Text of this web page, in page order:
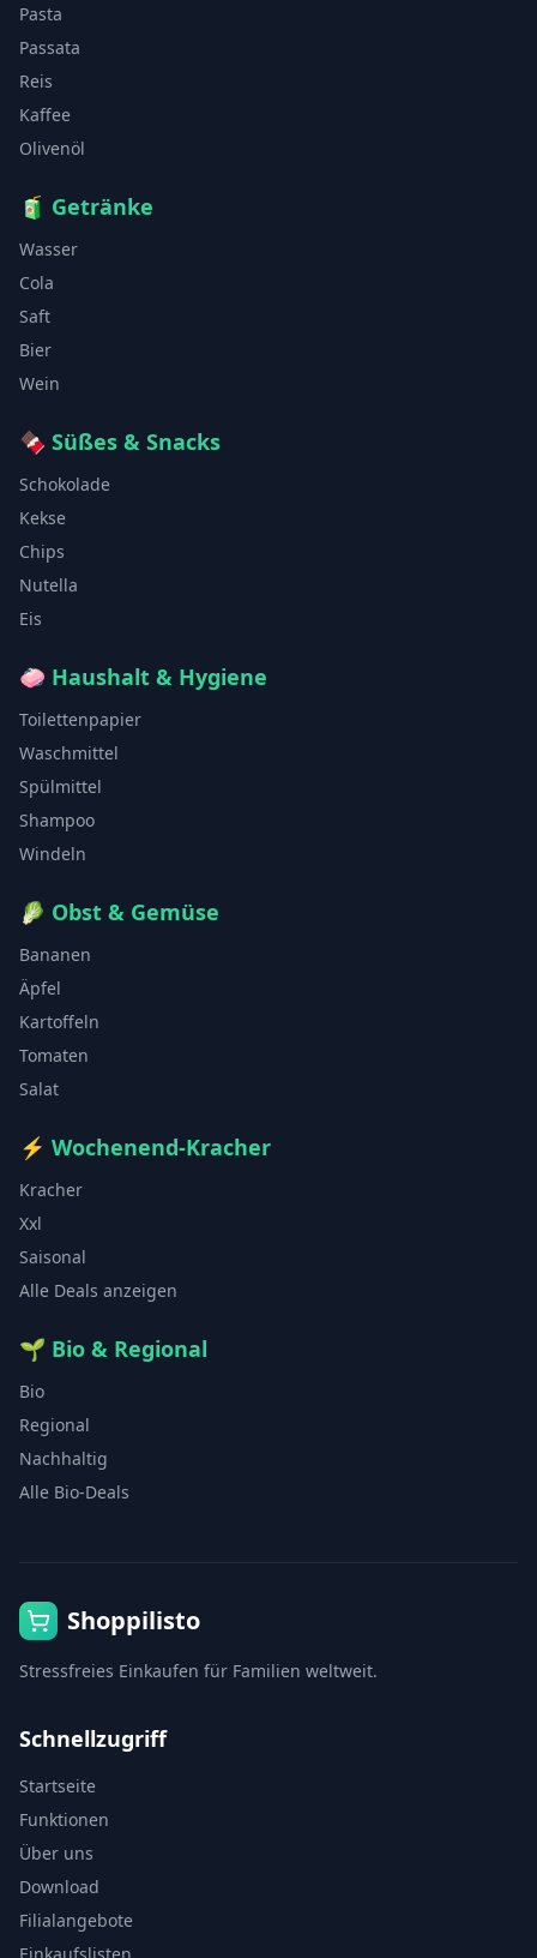
Pasta
Passata
Reis
Kaffee
Olivenöl
🧃 Getränke
Wasser
Cola
Saft
Bier
Wein
🍫 Süßes & Snacks
Schokolade
Kekse
Chips
Nutella
Eis
🧼 Haushalt & Hygiene
Toilettenpapier
Waschmittel
Spülmittel
Shampoo
Windeln
🥬 Obst & Gemüse
Bananen
Äpfel
Kartoffeln
Tomaten
Salat
⚡ Wochenend-Kracher
Kracher
Xxl
Saisonal
Alle Deals anzeigen
🌱 Bio & Regional
Bio
Regional
Nachhaltig
Alle Bio-Deals
Shoppilisto
Stressfreies Einkaufen für Familien weltweit.
Schnellzugriff
Startseite
Funktionen
Über uns
Download
Filialangebote